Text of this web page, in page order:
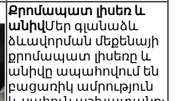
Քրոմապատ լիսեռ և
անիվՄեր գլանաձև
ձևավորման մեքենայի
քրոմապատ լիսեռը և
անիվը ապահովում են
բացառիկ ամրություն